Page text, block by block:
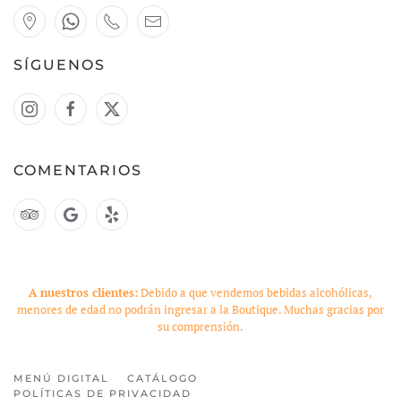
SÍGUENOS
COMENTARIOS
A nuestros clientes:Debido a que vendemos bebidas alcohólicas,
menores de edad no podrán ingresar a la Boutique. Muchas gracias por
su comprensión.
MENÚ DIGITAL
CATÁLOGO
POLÍTICAS DE PRIVACIDAD